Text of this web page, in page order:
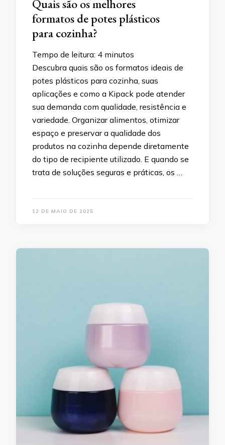
Quais são os melhores
formatos de potes plásticos
para cozinha?
Tempo de leitura: 4 minutos
Descubra quais são os formatos ideais de
potes plásticos para cozinha, suas
aplicações e como a Kipack pode atender
sua demanda com qualidade, resistência e
variedade. Organizar alimentos, otimizar
espaço e preservar a qualidade dos
produtos na cozinha depende diretamente
do tipo de recipiente utilizado. E quando se
trata de soluções seguras e práticas, os …
12 DE MAIO DE 2025